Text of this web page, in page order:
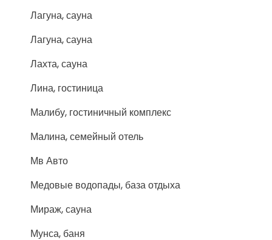
Лагуна, сауна
Лагуна, сауна
Лахта, сауна
Лина, гостиница
Малибу, гостиничный комплекс
Малина, семейный отель
Мв Авто
Медовые водопады, база отдыха
Мираж, сауна
Мунса, баня